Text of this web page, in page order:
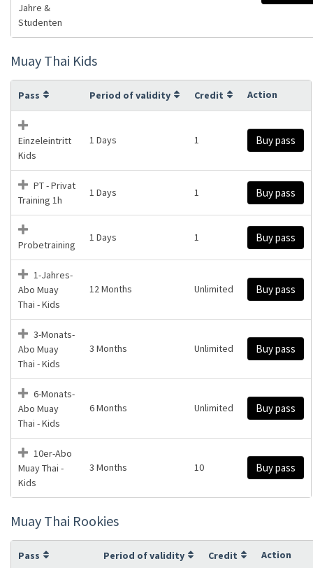
Jahre &
Studenten
Muay Thai Kids
Pass Period of validity Credit Action
Einzeleintritt
Kids
1 Days 1 Buy pass
PT - Privat
Training 1h
1 Days 1 Buy pass
Probetraining
1 Days 1 Buy pass
1-Jahres-
Abo Muay
Thai - Kids
12 Months Unlimited Buy pass
3-Monats-
Abo Muay
Thai - Kids
3 Months Unlimited Buy pass
6-Monats-
Abo Muay
Thai - Kids
6 Months Unlimited Buy pass
10er-Abo
Muay Thai -
Kids
3 Months 10 Buy pass
Muay Thai Rookies
Pass Period of validity Credit Action